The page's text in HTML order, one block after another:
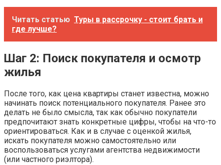
Читать статью Туры в рассрочку - стоит брать и
где лучше?
Шаг 2: Поиск покупателя и осмотр
жилья
После того, как цена квартиры станет известна, можно
начинать поиск потенциального покупателя. Ранее это
делать не было смысла, так как обычно покупатели
предпочитают знать конкретные цифры, чтобы на что-то
ориентироваться. Как и в случае с оценкой жилья,
искать покупателя можно самостоятельно или
воспользоваться услугами агентства недвижимости
(или частного риэлтора).